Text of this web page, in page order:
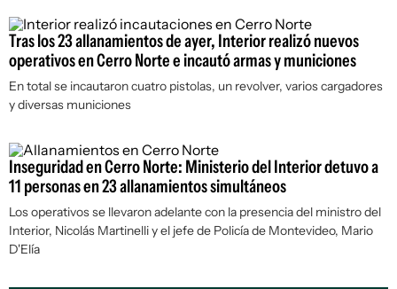
Tras los 23 allanamientos de ayer, Interior realizó nuevos
operativos en Cerro Norte e incautó armas y municiones
En total se incautaron cuatro pistolas, un revolver, varios cargadores
y diversas municiones
Inseguridad en Cerro Norte: Ministerio del Interior detuvo a
11 personas en 23 allanamientos simultáneos
Los operativos se llevaron adelante con la presencia del ministro del
Interior, Nicolás Martinelli y el jefe de Policía de Montevideo, Mario
D'Elía